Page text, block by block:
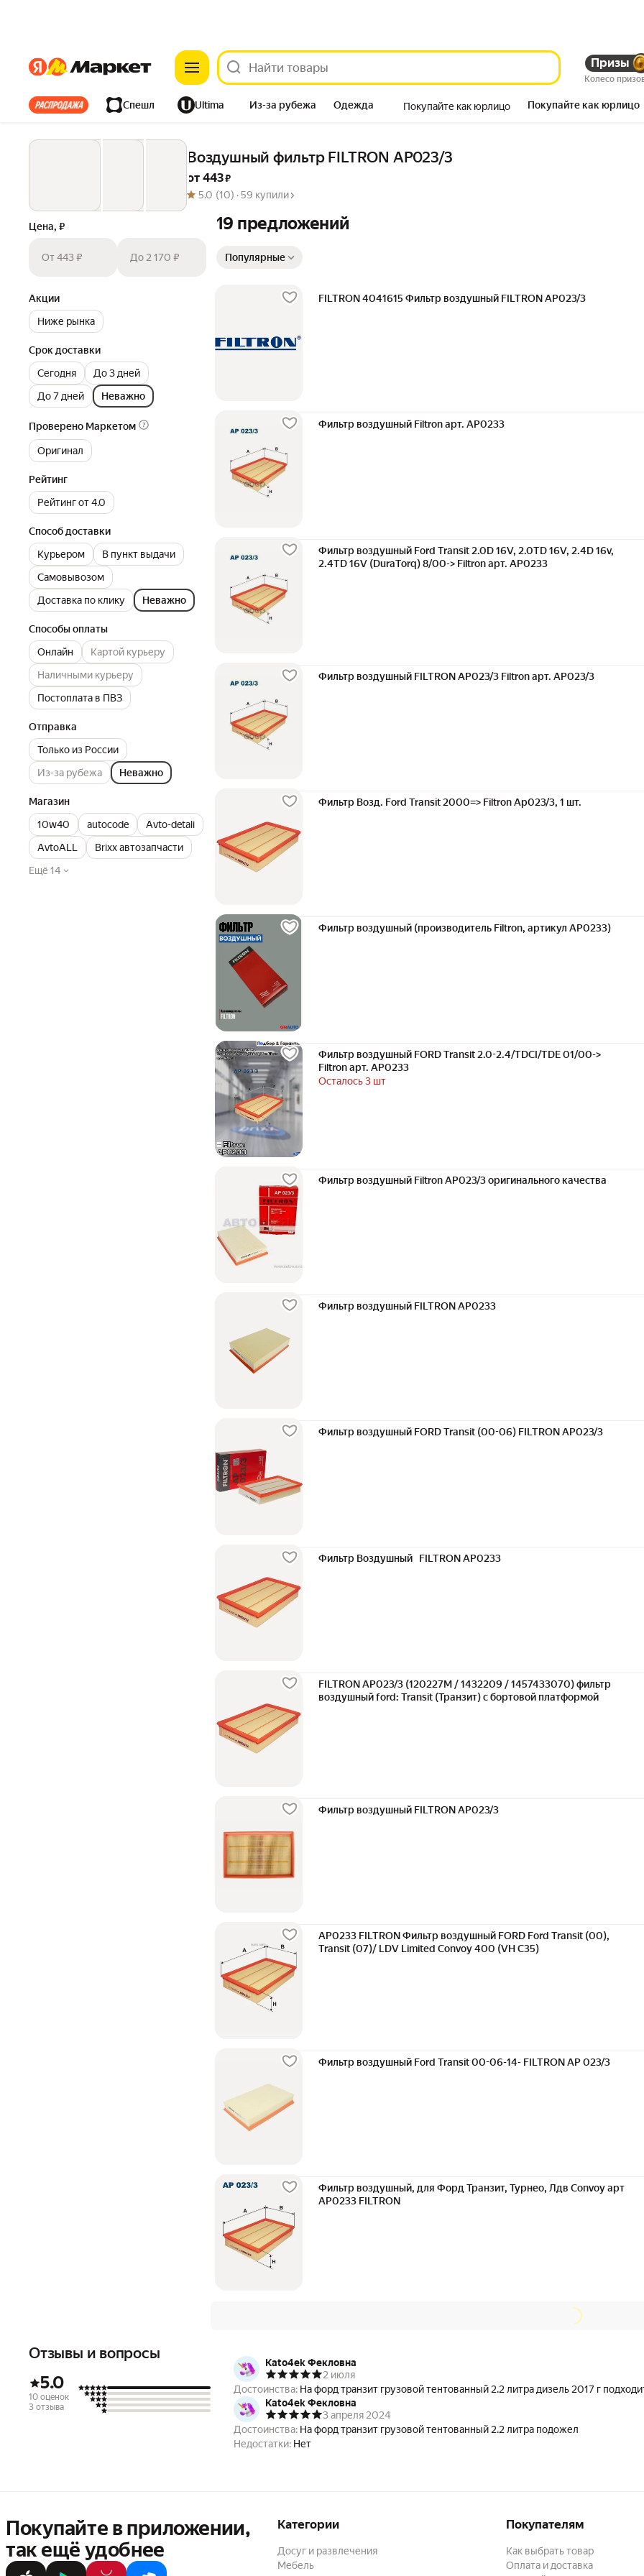
ЯндексЯндекс Призы
Колесо
Все хиты Спешл Ultima Из-за рубежа Одежда
Дом Ремонт Детям Красота
Покупайте как юрлицо Покупайте как юрлицо
Воздушный фильтр FILTRON AP023/3
от 443 ₽
5.0 (10) ·59 купили
Цена, ₽
От 443 ₽ До 2 170 ₽
Акции
Ниже рынка
Срок доставки
Сегодня
До 3 дней
До 7 дней
Неважно
Проверено Маркетом
Оригинал
Рейтинг
Рейтинг от 4.0
Способ доставки
Курьером
В пункт выдачи
Самовывозом
Доставка по клику
Неважно
Способы оплаты
Онлайн
Картой курьеру
Наличными курьеру
Постоплата в ПВЗ
Отправка
Только из России
Из-за рубежа
Неважно
Магазин
10w40
autocode
Avto-detali
AvtoALL
Brixx автозапчасти
Ещё 14
19 предложений
Популярные
FILTRON 4041615 Фильтр воздушный FILTRON AP023/3
Фильтр воздушный Filtron арт. AP0233
Фильтр воздушный Ford Transit 2.0D 16V, 2.0TD 16V, 2.4D 16v,
2.4TD 16V (DuraTorq) 8/00-> Filtron арт. AP0233
Фильтр воздушный FILTRON AP023/3 Filtron арт. AP023/3
Фильтр Возд. Ford Transit 2000=> Filtron Ap023/3, 1 шт.
Фильтр воздушный (производитель Filtron, артикул AP0233)
Фильтр воздушный FORD Transit 2.0-2.4/TDCI/TDE 01/00->
Filtron арт. AP0233
Осталось 3 шт
Фильтр воздушный Filtron AP023/3 оригинального качества
Фильтр воздушный FILTRON AP0233
Фильтр воздушный FORD Transit (00-06) FILTRON AP023/3
Фильтр Воздушный FILTRON AP0233
FILTRON AP023/3 (120227M / 1432209 / 1457433070) фильтр
воздушный ford: Transit (Транзит) c бортовой платформой
Фильтр воздушный FILTRON AP023/3
AP0233 FILTRON Фильтр воздушный FORD Ford Transit (00),
Transit (07)/ LDV Limited Convoy 400 (VH C35)
Фильтр воздушный Ford Transit 00-06-14- FILTRON AP 023/3
Фильтр воздушный, для Форд Транзит, Турнео, Лдв Convoy арт
AP0233 FILTRON
Отзывы и вопросы
5.0
10 оценок
3 отзыва
Kato4ek Фекловна
2 июля
Достоинства: На форд транзит грузовой тентованный 2.2 литра дизель 2017 г
Kato4ek Фекловна
3 апреля 2024
Достоинства: На форд транзит грузовой тентованный 2.2 литра подожел
Недостатки: Нет
Покупайте в приложении,
так ещё удобнее
Категории
Досуг и развлечения
Мебель
Покупателям
Как выбрать товар
Оплата и доставка